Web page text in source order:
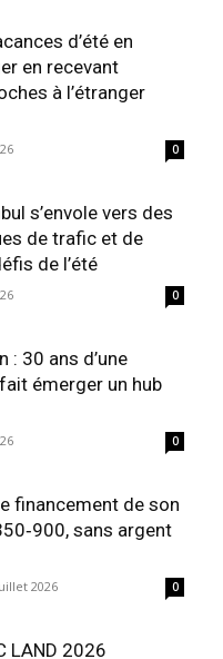
d’été en
en recevant
à l’étranger
0
s’envole vers des
de trafic et de
de l’été
0
: 30 ans d’une
émerger un hub
0
financement de son
sans argent
2026 0
LAND 2026